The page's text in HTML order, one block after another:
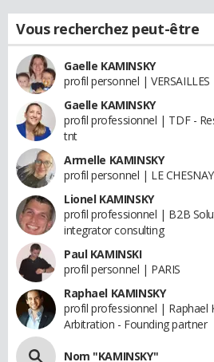
Vous recherchez peut-être
Gaelle KAMINSKY
profil personnel | VERSAILLES
Gaelle KAMINSKY
profil professionnel | TDF -
tnt
Armelle KAMINSKY
profil personnel | LE CHESNAY
Lionel KAMINSKY
profil professionnel | B2B
integrator consulting
Paul KAMINSKI
profil personnel | PARIS
Raphael KAMINSKY
profil professionnel | Raphael
Arbitration - Founding partner
Nom "KAMINSKY"